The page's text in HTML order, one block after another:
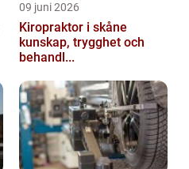
09 juni 2026
Kiropraktor i skåne
kunskap, trygghet och
behandl...